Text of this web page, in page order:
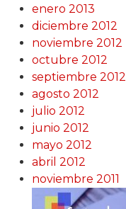
enero 2013
diciembre 2012
noviembre 2012
octubre 2012
septiembre 2012
agosto 2012
julio 2012
junio 2012
mayo 2012
abril 2012
noviembre 2011